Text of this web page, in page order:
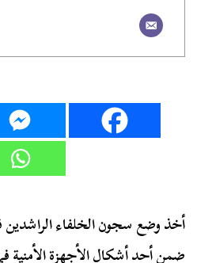
أخذ وضع سجون الخلفاء
ضمن أحد أشكال الأجهزة الأمنية